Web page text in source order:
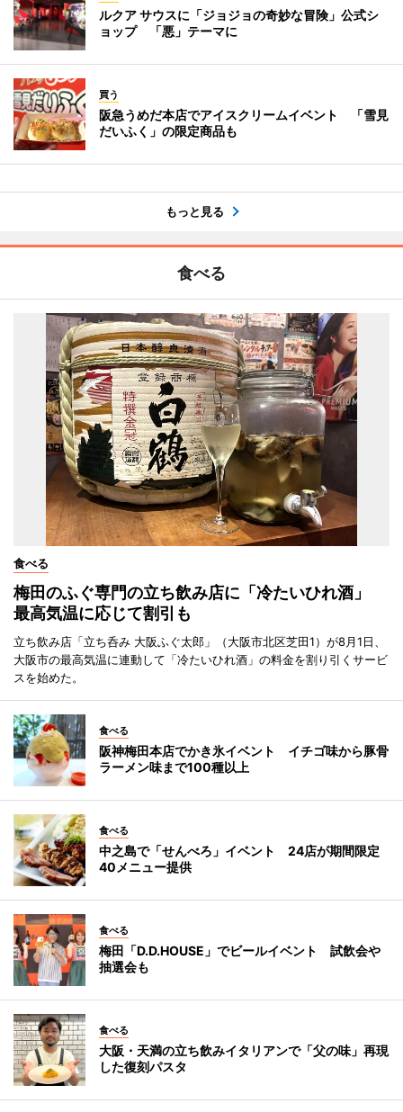
ルクア サウスに「ジョジョの奇妙な冒険」公式シ
ョップ 「悪」テーマに
買う
阪急うめだ本店でアイスクリームイベント 「雪見
だいふく」の限定商品も
もっと見る
食べる
食べる
梅田のふぐ専門の立ち飲み店に「冷たいひれ酒」
最高気温に応じて割引も
立ち飲み店「立ち呑み 大阪ふぐ太郎」（大阪市北区芝田1）が8月1日、
大阪市の最高気温に連動して「冷たいひれ酒」の料金を割り引くサービ
スを始めた。
食べる
阪神梅田本店でかき氷イベント イチゴ味から豚骨
ラーメン味まで100種以上
食べる
中之島で「せんべろ」イベント 24店が期間限定
40メニュー提供
食べる
梅田「D.D.HOUSE」でビールイベント 試飲会や
抽選会も
食べる
大阪・天満の立ち飲みイタリアンで「父の味」再現
した復刻パスタ